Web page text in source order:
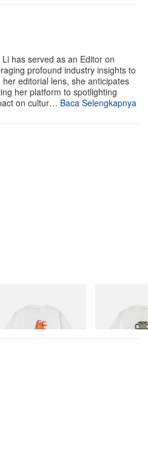
dan Gamma, dan debut
Billboard 200. Meski
diresmikan, “GEMINI
akan menjadi
tambahan di edisi
has served as an Editor on
profound industry insights to
editorial lens, she anticipates
her platform to spotlighting
on cultur… Baca Selengkapnya
Sekarang
Beli Sekarang